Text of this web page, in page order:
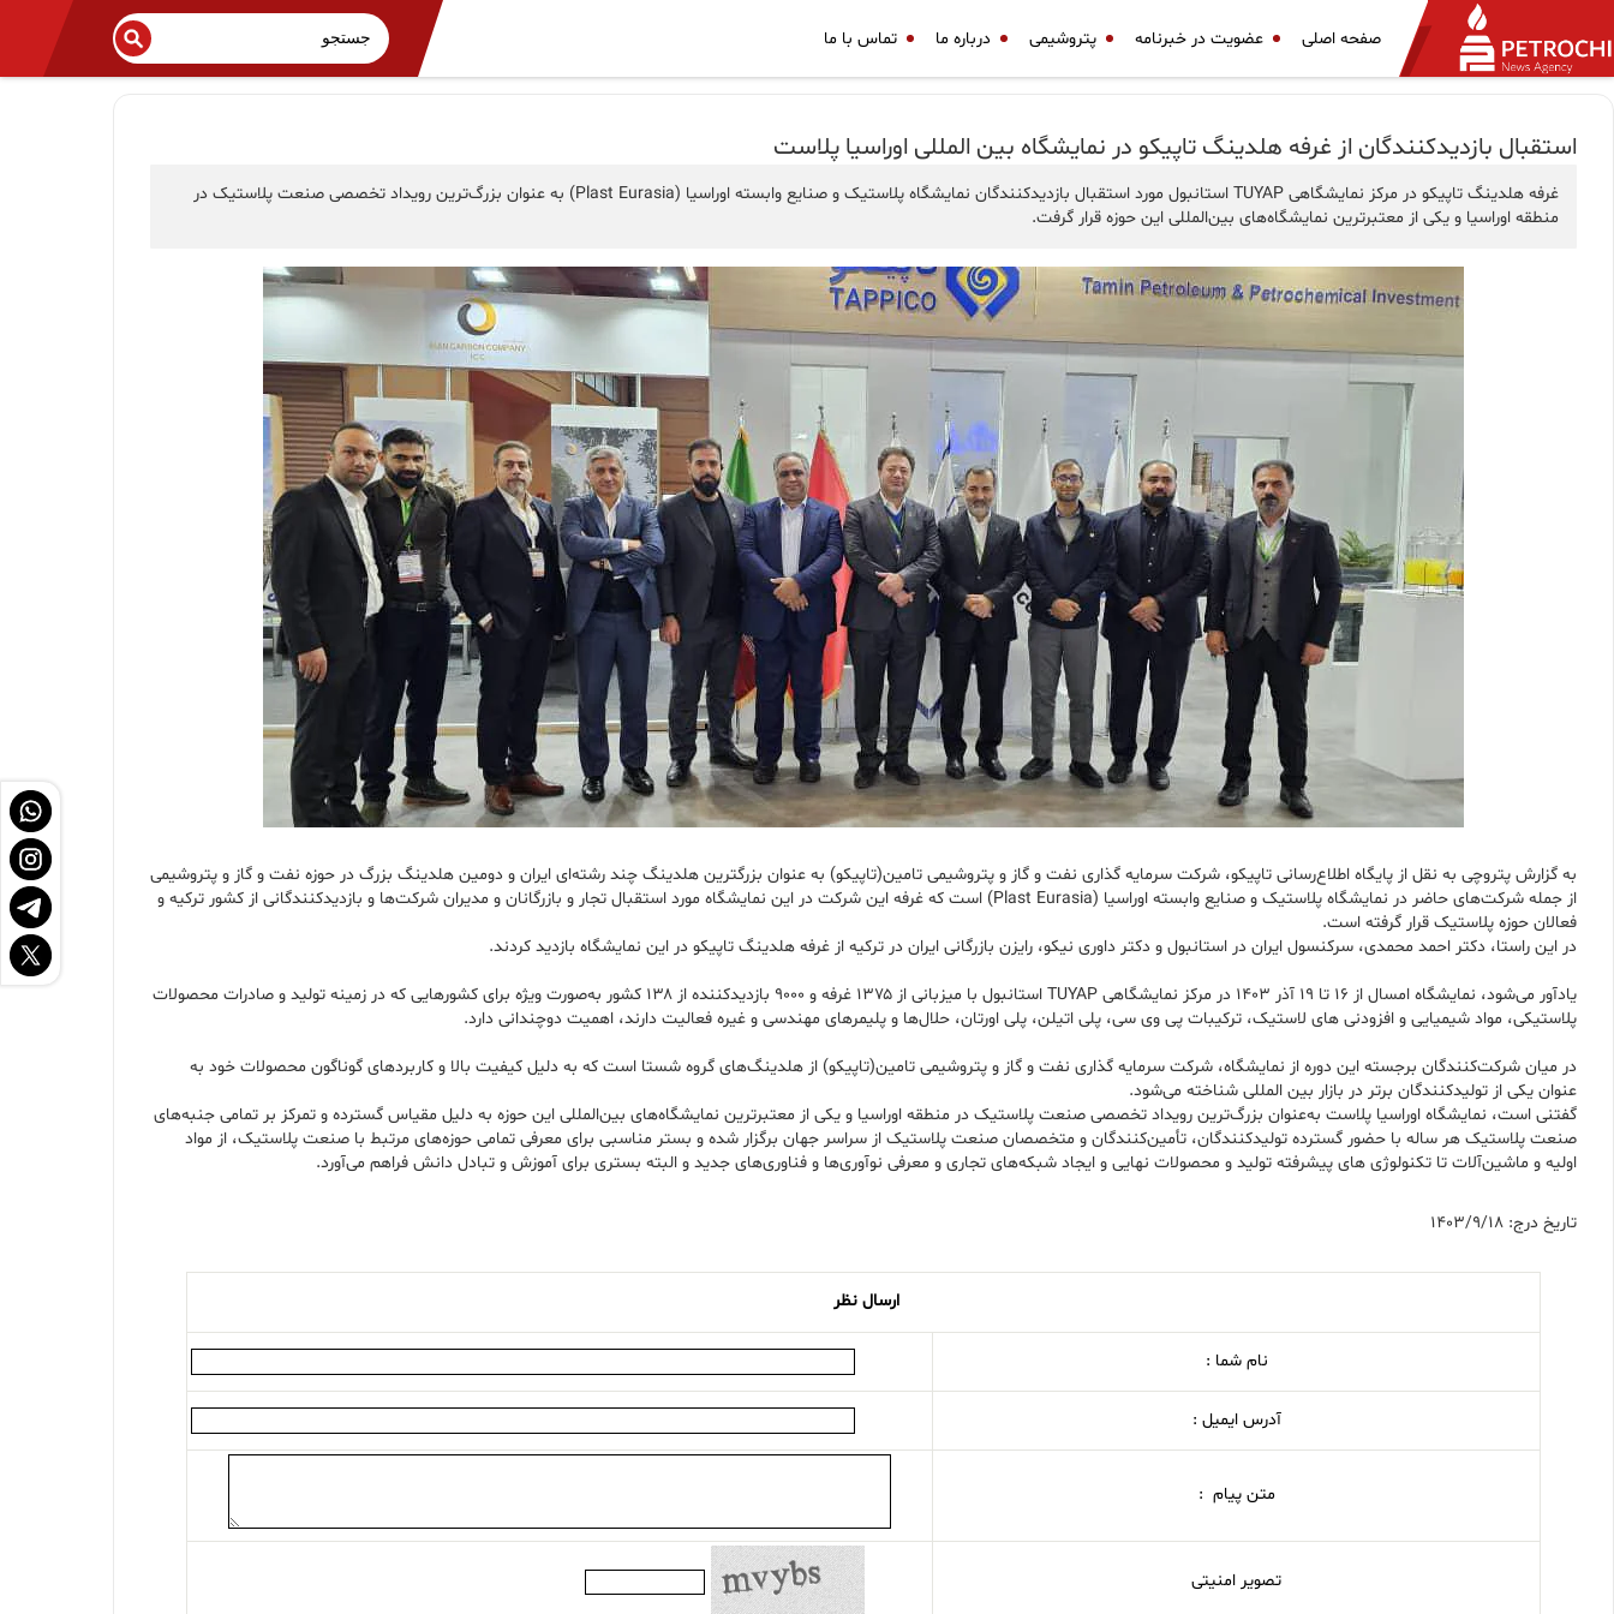
صفحه اصلی عضویت در خبرنامه پتروشیمی درباره ما تماس با ما
استقبال بازدیدکنندگان از غرفه هلدینگ تاپیکو در نمایشگاه بین المللی اوراسیا پلاست
غرفه هلدینگ تاپیکو در مرکز نمایشگاهی TUYAP استانبول مورد استقبال بازدیدکنندگان نمایشگاه پلاستیک و صنایع وابسته اوراسیا (Plast Eurasia) به عنوان بزرگ‌ترین رویداد تخصصی صنعت پلاستیک در
منطقه اوراسیا و یکی از معتبرترین نمایشگاه‌های بین‌المللی این حوزه قرار گرفت.
به گزارش پتروچی به نقل از پایگاه اطلاع‌رسانی تاپیکو، شرکت سرمایه گذاری نفت و گاز و پتروشیمی تامین(تاپیکو) به عنوان بزرگترین هلدینگ چند رشته‌ای ایران و دومین هلدینگ بزرگ در حوزه نفت و گاز و پتروشیمی
از جمله شرکت‌های حاضر در نمایشگاه پلاستیک و صنایع وابسته اوراسیا (Plast Eurasia) است که غرفه این شرکت در این نمایشگاه مورد استقبال تجار و بازرگانان و مدیران شرکت‌ها و بازدیدکنندگانی از کشور ترکیه و
فعالان حوزه پلاستیک قرار گرفته است.
در این راستا، دکتر احمد محمدی، سرکنسول ایران در استانبول و دکتر داوری نیکو، رایزن بازرگانی ایران در ترکیه از غرفه هلدینگ تاپیکو در این نمایشگاه بازدید کردند.
یادآور می‌شود، نمایشگاه امسال از ۱۶ تا ۱۹ آذر ۱۴۰۳ در مرکز نمایشگاهی TUYAP استانبول با میزبانی از ۱۳۷۵ غرفه و ۹۰۰۰ بازدیدکننده از ۱۳۸ کشور به‌صورت ویژه برای کشورهایی که در زمینه تولید و صادرات محصولات
پلاستیکی، مواد شیمیایی و افزودنی های لاستیک، ترکیبات پی وی سی، پلی اتیلن، پلی اورتان، حلال‌ها و پلیمرهای مهندسی و غیره فعالیت دارند، اهمیت دوچندانی دارد.
در میان شرکت‌کنندگان برجسته این دوره از نمایشگاه، شرکت سرمایه گذاری نفت و گاز و پتروشیمی تامین(تاپیکو) از هلدینگ‌های گروه شستا است که به دلیل کیفیت بالا و کاربردهای گوناگون محصولات خود به
عنوان یکی از تولیدکنندگان برتر در بازار بین المللی شناخته می‌شود.
گفتنی است، نمایشگاه اوراسیا پلاست به‌عنوان بزرگ‌ترین رویداد تخصصی صنعت پلاستیک در منطقه اوراسیا و یکی از معتبرترین نمایشگاه‌های بین‌المللی این حوزه به دلیل مقیاس گسترده و تمرکز بر تمامی جنبه‌های
صنعت پلاستیک هر ساله با حضور گسترده تولیدکنندگان، تأمین‌کنندگان و متخصصان صنعت پلاستیک از سراسر جهان برگزار شده و بستر مناسبی برای معرفی تمامی حوزه‌های مرتبط با صنعت پلاستیک، از مواد
اولیه و ماشین‌آلات تا تکنولوژی های پیشرفته تولید و محصولات نهایی و ایجاد شبکه‌های تجاری و معرفی نوآوری‌ها و فناوری‌های جدید و البته بستری برای آموزش و تبادل دانش فراهم می‌آورد.
تاریخ درج: 1403/9/18
ارسال نظر
نام شما :
آدرس ایمیل :
متن پیام :
تصویر امنیتی